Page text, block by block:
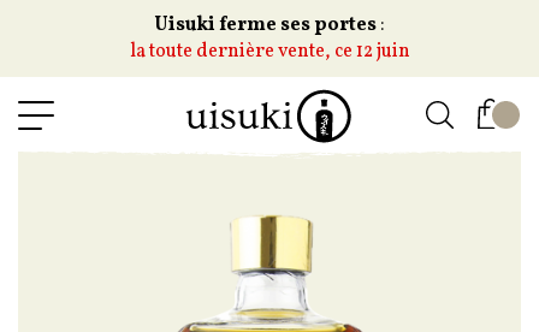
Uisuki ferme ses portes:
la toute dernière vente, ce 12 juin